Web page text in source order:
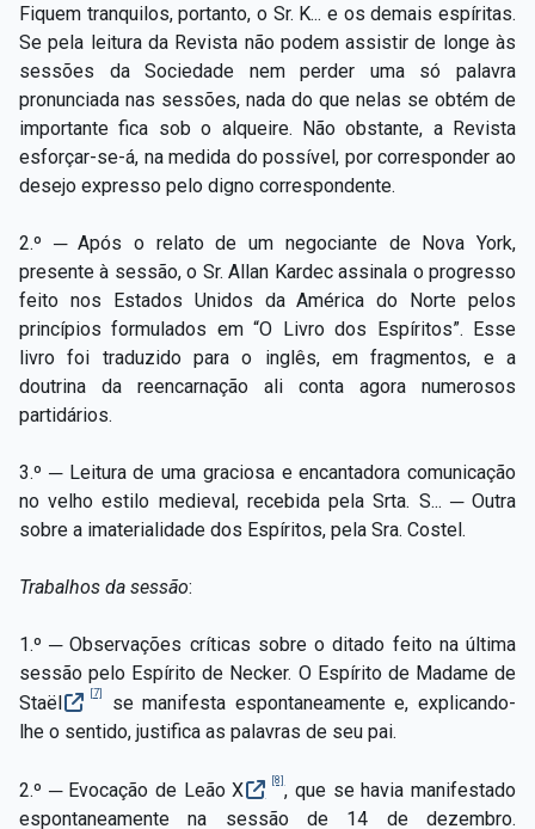
Fiquem tranquilos, portanto, o Sr. K... e os demais espíritas.
Se pela leitura da Revista não podem assistir de longe às
sessões da Sociedade nem perder uma só palavra
pronunciada nas sessões, nada do que nelas se obtém de
importante fica sob o alqueire. Não obstante, a Revista
esforçar-se-á, na medida do possível, por corresponder ao
desejo expresso pelo digno correspondente.
2.º ─ Após o relato de um negociante de Nova York,
presente à sessão, o Sr. Allan Kardec assinala o progresso
feito nos Estados Unidos da América do Norte pelos
princípios formulados em “O Livro dos Espíritos”. Esse
livro foi traduzido para o inglês, em fragmentos, e a
doutrina da reencarnação ali conta agora numerosos
partidários.
3.º ─ Leitura de uma graciosa e encantadora comunicação
no velho estilo medieval, recebida pela Srta. S... ─ Outra
sobre a imaterialidade dos Espíritos, pela Sra. Costel.
Trabalhos da sessão:
1.º ─ Observações críticas sobre o ditado feito na última
sessão pelo Espírito de Necker. O Espírito de Madame de
Staël
[7]
se manifesta espontaneamente e, explicando-
lhe o sentido, justifica as palavras de seu pai.
2.º ─ Evocação de Leão X [8] , que se havia manifestado
espontaneamente na sessão de 14 de dezembro.